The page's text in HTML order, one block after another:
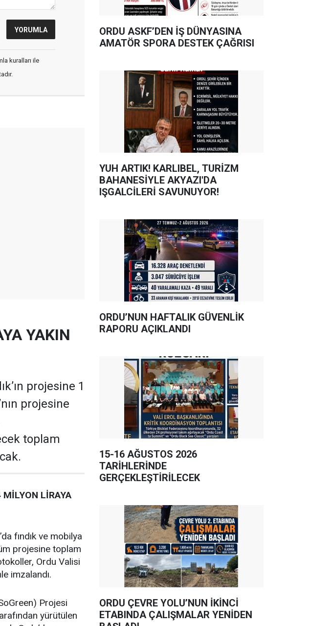
kuralları ile
YAKIN
projesine 1
projesine
toplam
MİLYON LİRAYA
fındık ve mobilya
projesine toplam
Ordu Valisi
imzalandı.
Projesi
yürütülen
ORDU ASKF’DEN İŞ DÜNYASINA
AMATÖR SPORA DESTEK ÇAĞRISI
YUH ARTIK! KARLIBEL, TURİZM
BAHANESİYLE AKYAZI'DA
IŞGALCİLERİ SAVUNUYOR!
ORDU’NUN HAFTALIK GÜVENLİK
RAPORU AÇIKLANDI
15-16 AĞUSTOS 2026
TARİHLERİNDE
GERÇEKLEŞTİRİLECEK
ORDU ÇEVRE YOLU’NUN İKİNCİ
ETABINDA ÇALIŞMALAR YENİDEN